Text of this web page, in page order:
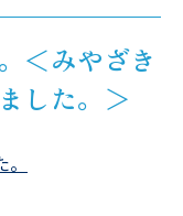
＜みやざき
した。＞